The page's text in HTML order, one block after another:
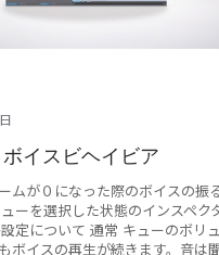
イスビヘイビア
ムが０になった際のボイスの振
ーを選択した状態のインスペク
定について 通常 キューのボリ
ボイスの再生が続きます。音は